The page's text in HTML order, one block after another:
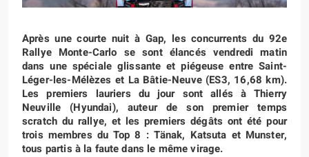
Après une courte nuit à Gap, les concurrents du 92e
Rallye Monte-Carlo se sont élancés vendredi matin
dans une spéciale glissante et piégeuse entre Saint-
Léger-les-Mélèzes et La Bâtie-Neuve (ES3, 16,68 km).
Les premiers lauriers du jour sont allés à Thierry
Neuville (Hyundai), auteur de son premier temps
scratch du rallye, et les premiers dégâts ont été pour
trois membres du Top 8 : Tänak, Katsuta et Munster,
tous partis à la faute dans le même virage.